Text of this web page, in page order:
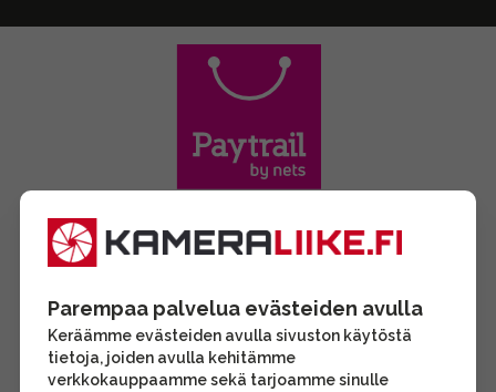
Parempaa palvelua evästeiden avulla
Keräämme evästeiden avulla sivuston käytöstä
tietoja, joiden avulla kehitämme
verkkokauppaamme sekä tarjoamme sinulle